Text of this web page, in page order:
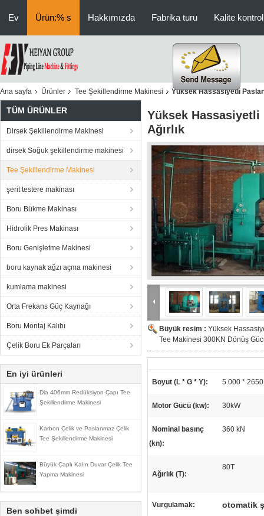
Ev Ürün:% s Hakkımızda Fabrika turu Kalite kontrol
Ana sayfa Ürünler Tee Şekillendirme Makinesi Yüksek Hassasiyetli
TÜM ÜRÜNLER
Dirsek Şekillendirme Makinesi
dirsek Soğuk şekillendirme makinesi
Tee Şekillendirme Makinesi
şerit testere makinası
Boru Bükme Makinası
Hidrolik Pres Makinası
Boru Genişletme Makinesi
boru kaynak ağzı açma makinesi
kumlama makinesi
Orta Frekans Güç Kaynağı
Boru Montaj Kalıbı
Çelik Boru Ek Parçaları
En iyi ürünleri
Dia 406mm Redüksiyon Çapı Tee
Şekillendirme Makinesi
Karbon Çelik ve Paslanmaz Çelik
Tee Şekillendirme Makinesi
Büyük Çaplı Kalın Duvar Çelik Tee
Yapma Makinesi
Ben sohbet şimdi
Yüksek Hassasiyetli
Ağırlık
Büyük resim : Yüksek
Tee Makinesi 300KN Dönüş
Boyut (L * G * Y): 5.000 *
Motor Gücü (kw): 30kW
Nominal basınç
(kn):
360 kN
Ağırlık (T):
80T
Vurgulamak: otomatik